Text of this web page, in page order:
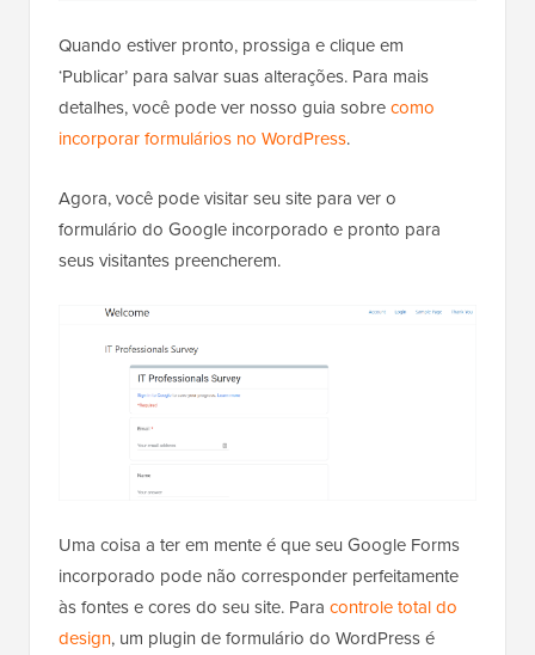
Quando estiver pronto, prossiga e clique em
‘Publicar’ para salvar suas alterações. Para mais
detalhes, você pode ver nosso guia sobrecomo
incorporar formulários no WordPress.
Agora, você pode visitar seu site para ver o
formulário do Google incorporado e pronto para
seus visitantes preencherem.
Uma coisa a ter em mente é que seu Google Forms
incorporado pode não corresponder perfeitamente
às fontes e cores do seu site. Para controle total do
design, um plugin de formulário do WordPress é